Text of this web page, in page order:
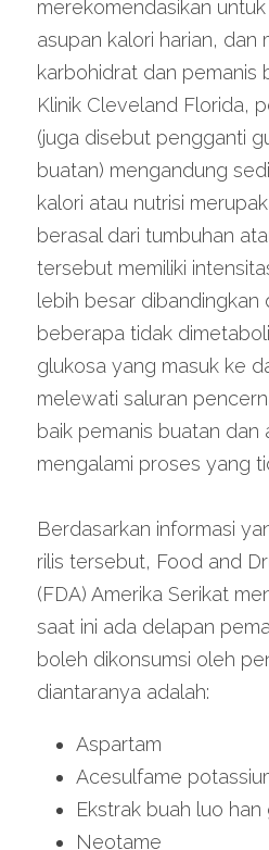
merekomendasikan
asupan kalori harian, dan
karbohidrat dan pemanis
Klinik Cleveland Florida,
(juga disebut pengganti
buatan) mengandung
kalori atau nutrisi
berasal dari tumbuhan
tersebut memiliki
lebih besar
beberapa tidak
glukosa yang masuk ke
melewati saluran
baik pemanis buatan dan
mengalami proses yang
Berdasarkan informasi
rilis tersebut, Food and
(FDA) Amerika Serikat
saat ini ada delapan
boleh dikonsumsi oleh
diantaranya adalah:
Aspartam
Acesulfame
Ekstrak buah luo han
Neotame